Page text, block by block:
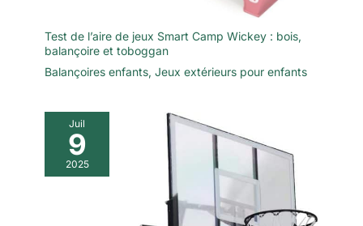
Test de l’aire de jeux Smart Camp Wickey : bois,
balançoire et toboggan
Balançoires enfants, Jeux extérieurs pour enfants
Juil
9
2025